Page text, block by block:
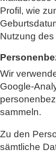
Profil, wie
Nutzung
Wir
Google-
sammeln.
Zu den
sämtliche